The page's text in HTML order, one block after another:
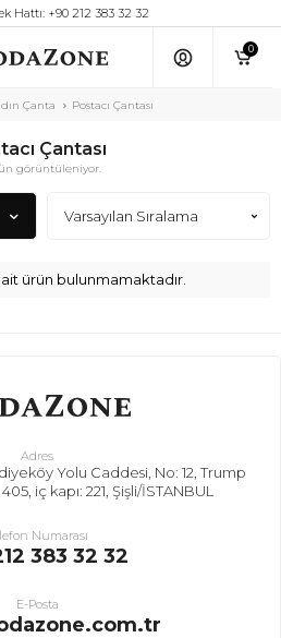
Hattı: +90 212 383 32 32
0
Çanta Postacı Çantası
Çantası
görüntüleniyor.
ürün bulunmamaktadır.
Adres
Yolu Caddesi, No: 12, Trump
iç kapı: 221, Şişli/İSTANBUL
Numarası
383 32 32
E-Posta